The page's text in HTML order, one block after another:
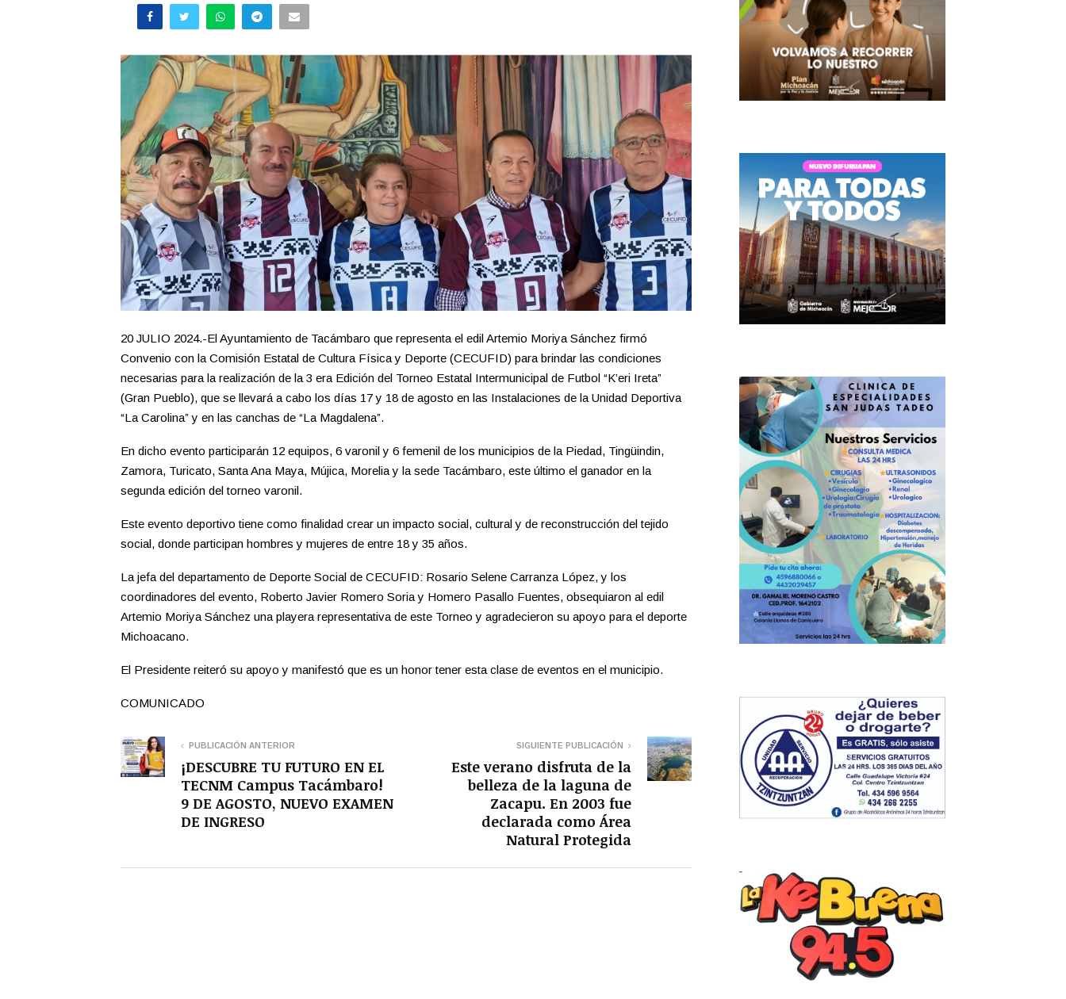
20 JULIO 2024.-El Ayuntamiento de Tacámbaro que representa el edil Artemio Moriya Sánchez firmó
Convenio con la Comisión Estatal de Cultura Física y Deporte (CECUFID) para brindar las condiciones
necesarias para la realización de la 3 era Edición del Torneo Estatal Intermunicipal de Futbol “K’eri Ireta”
(Gran Pueblo), que se llevará a cabo los días 17 y 18 de agosto en las Instalaciones de la Unidad Deportiva
“La Carolina” y en las canchas de “La Magdalena”.
En dicho evento participarán 12 equipos, 6 varonil y 6 femenil de los municipios de la Piedad, Tingüindin,
Zamora, Turicato, Santa Ana Maya, Mújica, Morelia y la sede Tacámbaro, este último el ganador en la
segunda edición del torneo varonil.
Este evento deportivo tiene como finalidad crear un impacto social, cultural y de reconstrucción del tejido
social, donde participan hombres y mujeres de entre 18 y 35 años.
La jefa del departamento de Deporte Social de CECUFID: Rosario Selene Carranza López, y los
coordinadores del evento, Roberto Javier Romero Soria y Homero Pasallo Fuentes, obsequiaron al edil
Artemio Moriya Sánchez una playera representativa de este Torneo y agradecieron su apoyo para el deporte
Michoacano.
El Presidente reiteró su apoyo y manifestó que es un honor tener esta clase de eventos en el municipio.
COMUNICADO
PUBLICACIÓN ANTERIOR
¡DESCUBRE TU FUTURO EN EL
TECNM Campus Tacámbaro!
9 DE AGOSTO, NUEVO EXAMEN
DE INGRESO
SIGUIENTE PUBLICACIÓN
Este verano disfruta de la
belleza de la laguna de
Zacapu. En 2003 fue
declarada como Área
Natural Protegida